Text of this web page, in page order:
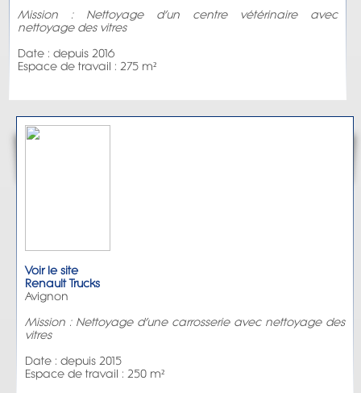
Mission : Nettoyage d’un centre vétérinaire avec
nettoyage des vitres
Date : depuis 2016
Espace de travail : 275 m²
Voir le site
Renault Trucks
Avignon
Mission : Nettoyage d’une carrosserie avec nettoyage des
vitres
Date : depuis 2015
Espace de travail : 250 m²